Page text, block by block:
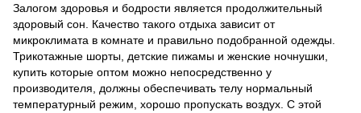
Залогом здоровья и бодрости является продолжительный
здоровый сон. Качество такого отдыха зависит от
микроклимата в комнате и правильно подобранной одежды.
Трикотажные шорты, детские пижамы и женские ночнушки,
купить которые оптом можно непосредственно у
производителя, должны обеспечивать телу нормальный
температурный режим, хорошо пропускать воздух. С этой